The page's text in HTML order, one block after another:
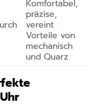
Komfortabel,
präzise,
vereint
Vorteile von
mechanisch
und Quarz